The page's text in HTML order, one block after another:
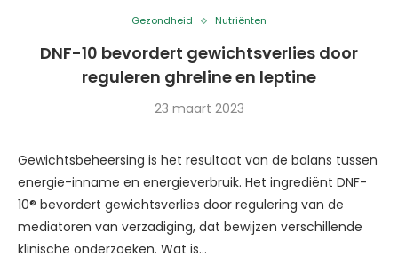
Gezondheid Nutriënten
DNF-10 bevordert gewichtsverlies door
reguleren ghreline en leptine
23 maart 2023
Gewichtsbeheersing is het resultaat van de balans tussen
energie-inname en energieverbruik. Het ingrediënt DNF-
10® bevordert gewichtsverlies door regulering van de
mediatoren van verzadiging, dat bewijzen verschillende
klinische onderzoeken. Wat is…